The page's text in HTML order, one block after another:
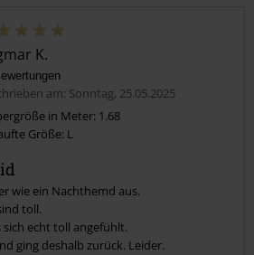
K.
am: Sonntag, 25.05.2025
in Meter: 1.68
Größe: L
wie ein Nachthemd aus.
toll.
echt toll angefühlt.
ging deshalb zurück. Leider.